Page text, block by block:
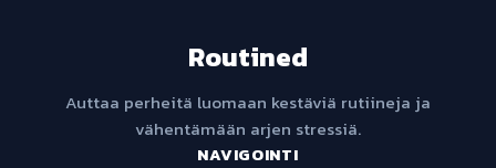
Routined
Auttaa perheitä luomaan kestäviä rutiineja ja
vähentämään arjen stressiä.
NAVIGOINTI